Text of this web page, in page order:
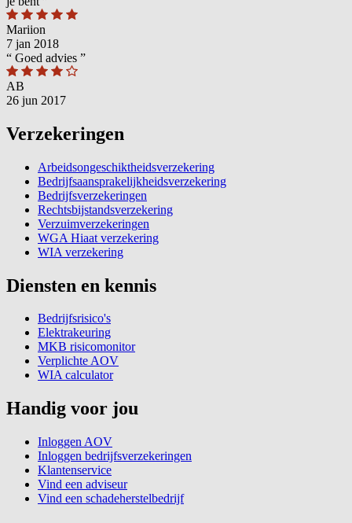
Mariion
7 jan 2018
“ Goed advies ”
AB
26 jun 2017
Verzekeringen
Arbeidsongeschiktheidsverzekering
Bedrijfsaansprakelijkheidsverzekering
Bedrijfsverzekeringen
Rechtsbijstandsverzekering
Verzuimverzekeringen
WGA Hiaat verzekering
WIA verzekering
Diensten en kennis
Bedrijfsrisico's
Elektrakeuring
MKB risicomonitor
Verplichte AOV
WIA calculator
Handig voor jou
Inloggen AOV
Inloggen bedrijfsverzekeringen
Klantenservice
Vind een adviseur
Vind een schadeherstelbedrijf